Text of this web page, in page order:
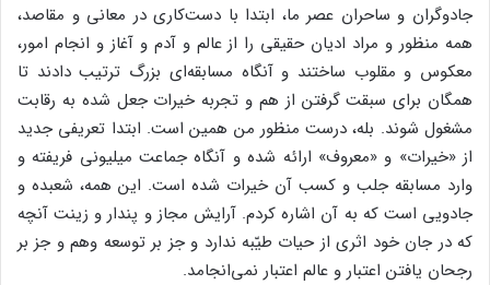
جادوگران و ساحران عصر ما، ابتدا با دست‌کاری در معانی و مقاصد،
همه منظور و مراد ادیان حقیقی را از عالم و آدم و آغاز و انجام امور،
معکوس و مقلوب ساختند و آنگاه مسابقه‌ای بزرگ ترتیب دادند تا
همگان برای سبقت گرفتن از هم و تجربه خیرات جعل شده به رقابت
مشغول شوند. بله، درست منظور من همین است. ابتدا تعریفی جدید
از «خیرات» و «‌معروف» ارائه شده و آنگاه جماعت میلیونی فریفته و
وارد مسابقه جلب و کسب آن خیرات شده است. این همه، شعبده و
جادویی است که به آن اشاره کردم. آرایش مجاز و پندار و زینت آنچه
که در جان خود اثری از حیات طیّبه ندارد و جز بر توسعه وهم و جز بر
رجحان یافتن اعتبار و عالم اعتبار نمی‌انجامد.